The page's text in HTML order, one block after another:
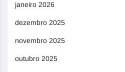
janeiro 2026
dezembro 2025
novembro 2025
outubro 2025